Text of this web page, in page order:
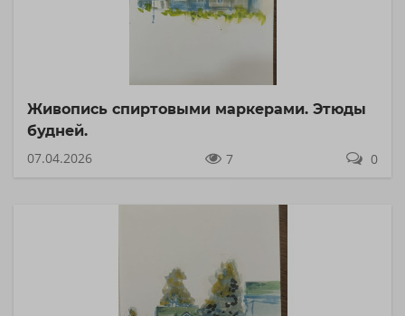
Живопись спиртовыми маркерами. Этюды
будней.
07.04.2026
7 0